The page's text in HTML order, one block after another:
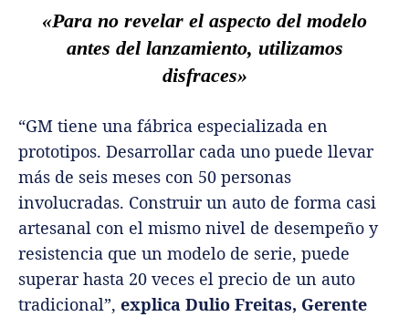
«Para no revelar el aspecto del modelo
antes del lanzamiento, utilizamos
disfraces»
“GM tiene una fábrica especializada en
prototipos. Desarrollar cada uno puede llevar
más de seis meses con 50 personas
involucradas. Construir un auto de forma casi
artesanal con el mismo nivel de desempeño y
resistencia que un modelo de serie, puede
superar hasta 20 veces el precio de un auto
tradicional”, explica Dulio Freitas, Gerente